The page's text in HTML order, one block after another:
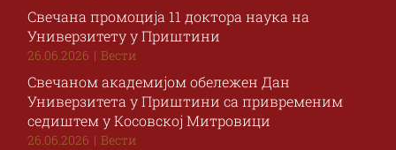
Свечана промоција 11 доктора наука на
Универзитету у Приштини
26.06.2026 | Вести
Свечаном академијом обележен Дан
Универзитета у Приштини са привременим
седиштем у Косовској Митровици
26.06.2026 | Вести